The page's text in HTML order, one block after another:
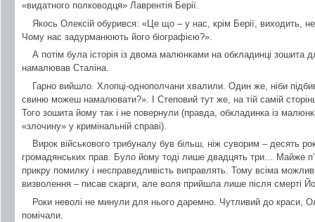
«видатного полководця» Лаврентія Берії.
Якось Олексій обурився: «Це що – у нас, крім Берії, виходить,
Чому нас задурманюють його біографією?».
А потім була історія із двома малюнками на обкладинці зошита
намалював Сталіна.
Гарно вийшло. Хлопці-однополчани хвалили. Один же, ніби
свиню можеш намалювати?». І Степовий тут же, на тій самій
Того зошита йому так і не повернули (правда, обкладинка із
«злочину» у кримінальній справі).
Вирок військового трибуналу був більш, ніж суворим – десять
громадянських прав. Було йому тоді лише двадцять три… Майже
прикру помилку і несправедливість виправлять. Тому всіма
визволення – писав скарги, але воля прийшла лише після смерті
Роки неволі не минули для нього даремно. Чутливий до краси,
помічали.